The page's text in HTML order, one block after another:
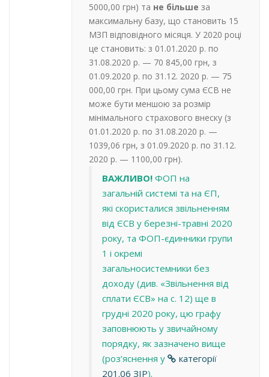
5000,00 грн) та не більше за
максимальну базу, що становить 15
МЗП відповідного місяця. У 2020 році
це становить: з 01.01.2020 р. по
31.08.2020 р. — 70 845,00 грн, з
01.09.2020 р. по 31.12. 2020 р. — 75
000,00 грн. При цьому сума ЄСВ не
може бути меншою за розмір
мінімального страхового внеску (з
01.01.2020 р. по 31.08.2020 р. —
1039,06 грн, з 01.09.2020 р. по 31.12.
2020 р. — 1100,00 грн).
ВАЖЛИВО! ФОП на
загальній системі та на ЄП,
які скористалися звільненням
від ЄСВ у березні-травні 2020
року, та ФОП-єдинники групи
1 і окремі
загальносистемники без
доходу (див. «Звільнення від
сплати ЄСВ» на с. 12) ще в
грудні 2020 року, цю графу
заповнюють у звичайному
порядку, як зазначено вище
(роз’яснення у
категорії
201.06 ЗІР).